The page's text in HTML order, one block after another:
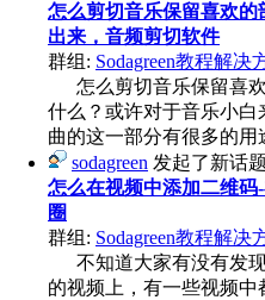
怎么剪切音乐保留喜欢的
出来，音频剪切软件
群组: Sodagreen教程解决
怎么剪切音乐保留喜欢
什么？或许对于音乐小
曲的这一部分有很多的用
sodagreen 发起了新话题
怎么在视频中添加二维
圈
群组: Sodagreen教程解决
不知道大家有没有发现
的视频上，有一些视频